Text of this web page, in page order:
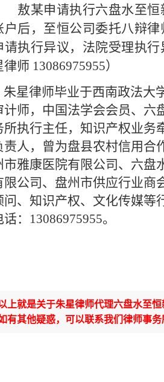
敖某申请执行六盘水至恒
户后，至恒公司委托八辩
请执行异议，法院受理执
律师 13086975955）
朱星律师毕业于西南政法大
计师，中国法学会会员、六
所执行主任，知识产权业务
责人 ， 曾为盘县农村信用合
市雅康医院有限公司、六盘
限公司、盘州市供应行业商
问、知识产权、文化传媒等
话： 13086975955。
上就是关于朱星律师代理六盘水至
有其他疑惑，可以联系我们律师事务